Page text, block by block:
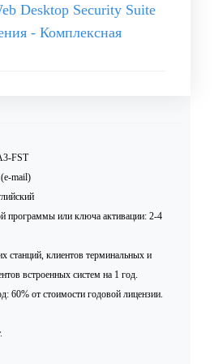
FST
mail)
программы или ключа активации: 2-4
станций, клиентов терминальных и
встроенных систем на 1 год.
60% от стоимости годовой лицензии.
Desktop Security Suite
- Комплексная